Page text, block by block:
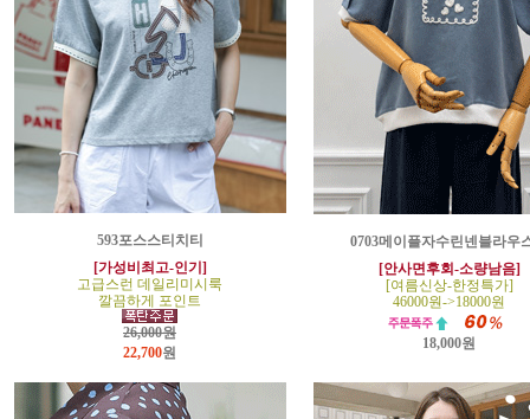
593포스스티치티
[가성비최고-인기]
고급스런 데일리미시룩
깔끔하게 포인트
26,000원
22,700원
0703메이플자수린넨블라우
[안사면후회-소량남음]
[여름신상-한정특가]
46000원->18000원
18,000원